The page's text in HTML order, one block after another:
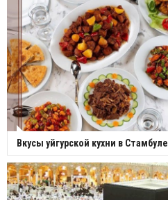
Вкусы уйгурской кухни в Стамбуле